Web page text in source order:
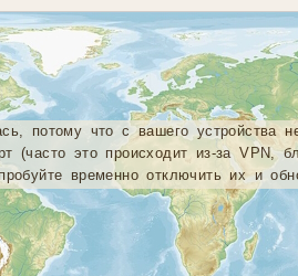
потому что с вашего устройства
(часто это происходит из-за VPN,
временно отключить их и